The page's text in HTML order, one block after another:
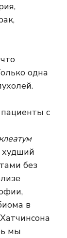
одна
с
без
в
мы